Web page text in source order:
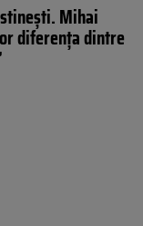
Mihai
diferența dintre